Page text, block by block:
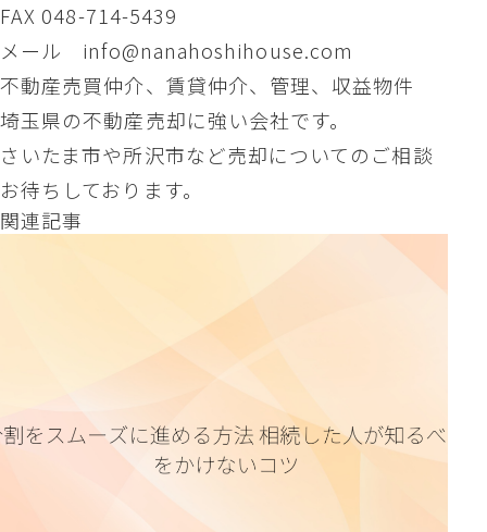
FAX 048-714-5439
メール info@nanahoshihouse.com
不動産売買仲介、賃貸仲介、管理、収益物件
埼玉県の不動産売却に強い会社です。
さいたま市や所沢市など売却についてのご相談
お待ちしております。
関連記事